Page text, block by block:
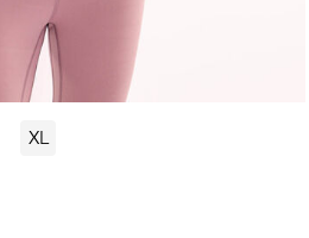
XL